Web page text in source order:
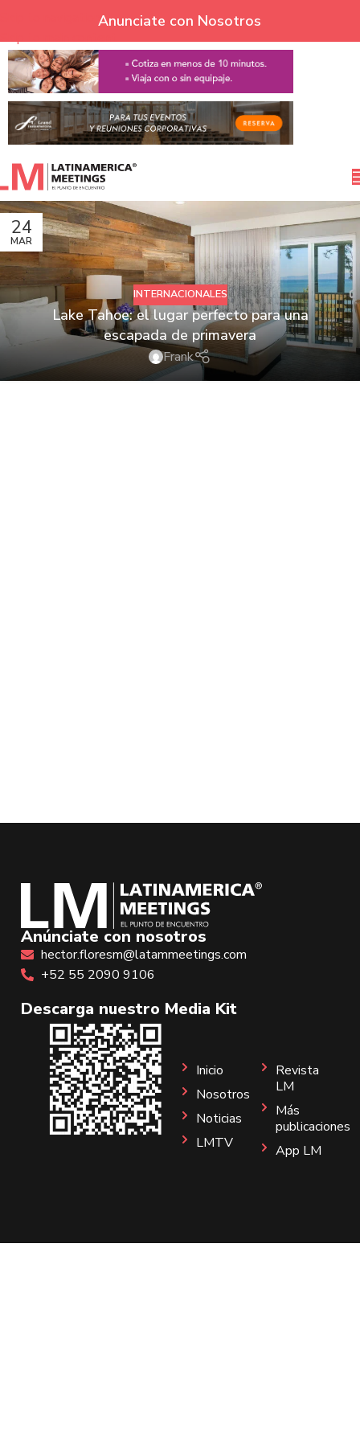
Skip to navigation
Skip to main content
Anunciate con Nosotros
24
MAR
INTERNACIONALES
Lake Tahoe: el lugar perfecto para una
escapada de primavera
Frank
Anúnciate con nosotros
hector.floresm@latammeetings.com
+52 55 2090 9106
Descarga nuestro Media Kit
Inicio
Nosotros
Noticias
LMTV
Revista
LM
Más
publicaciones
App LM